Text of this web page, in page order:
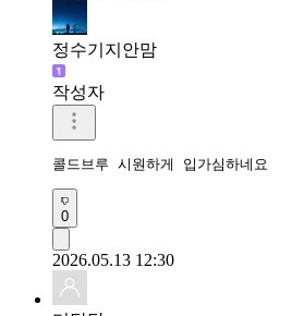
정수기지안맘
작성자
콜드브루 시원하게 입가심하네요
0
2026.05.13 12:30